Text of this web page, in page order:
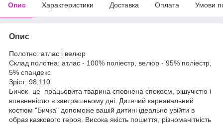
Опис Характеристики Доставка Оплата Умови
Опис
Полотно: атлас і велюр
Склад полотна: атлас - 100% поліестр, велюр - 95% поліестр,
5% спандекс
Зріст: 98,110
Бичок- це працьовита тварина сповнена спокоєм, рішучістю і
впевненістю в завтрашньому дні. Дитячий карнавальний
костюм "Бичка" допоможе вашій дитині ідеально увійти в
образ казкового героя. Висока якість пошиття, різноманітність